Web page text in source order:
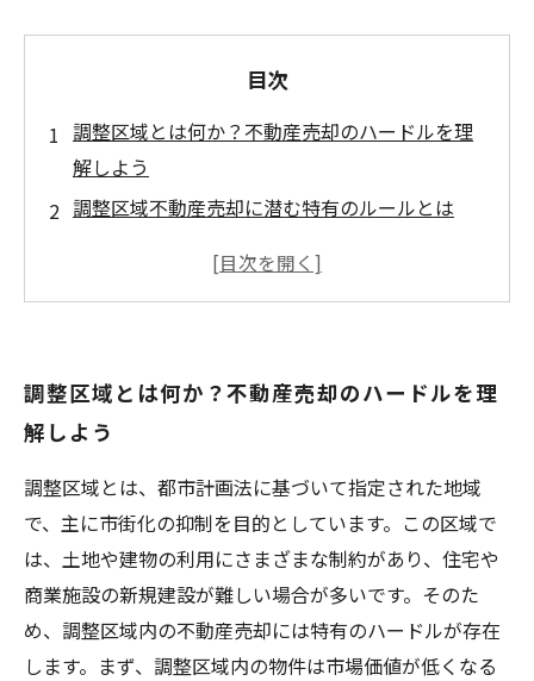
目次
調整区域とは何か？不動産売却のハードルを理
解しよう
調整区域不動産売却に潜む特有のルールとは
価値を最大化するための市場分析と戦略
売却する方法
売却後に待つ新しい生活の展望と可能性
調整区域売却の成功体験から学ぶ！実践的なア
ドバイス
調整区域とは何か？不動産売却のハードルを理
解しよう
調整区域とは、都市計画法に基づいて指定された地域
で、主に市街化の抑制を目的としています。この区域で
は、土地や建物の利用にさまざまな制約があり、住宅や
商業施設の新規建設が難しい場合が多いです。そのた
め、調整区域内の不動産売却には特有のハードルが存在
します。まず、調整区域内の物件は市場価値が低くなる